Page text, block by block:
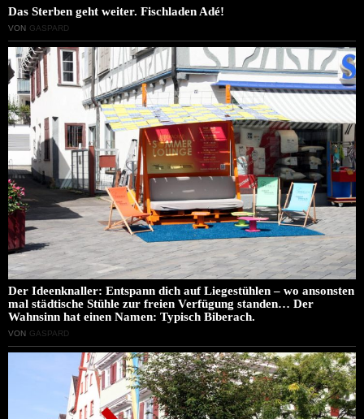
Das Sterben geht weiter. Fischladen Adé!
VON GASPARD
Der Ideenknaller: Entspann dich auf Liegestühlen – wo ansonsten
mal städtische Stühle zur freien Verfügung standen… Der
Wahnsinn hat einen Namen: Typisch Biberach.
VON GASPARD